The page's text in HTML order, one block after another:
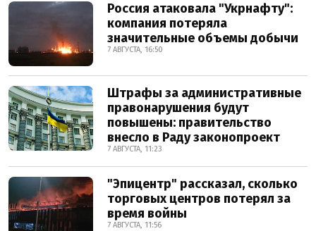
Россия атаковала "Укрнафту":
компания потеряла
значительные объемы добычи
7 АВГУСТА, 16:50
Штрафы за административные
правонарушения будут
повышены: правительство
внесло в Раду законопроект
7 АВГУСТА, 11:23
"Эпицентр" рассказал, сколько
торговых центров потерял за
время войны
7 АВГУСТА, 11:56